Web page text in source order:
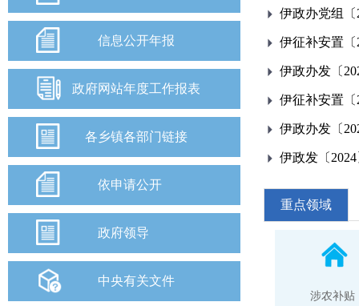
信息公开年报
政府网站年度工作报表
各乡镇各部门链接
依申请公开
政府领导
中央有关文件
伊政办党组
伊征补安置
伊政办发〔
伊征补安置
伊政办发〔
伊政发〔
重点领域
涉农补贴